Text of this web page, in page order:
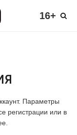
16+
Параметры
регистрации или в